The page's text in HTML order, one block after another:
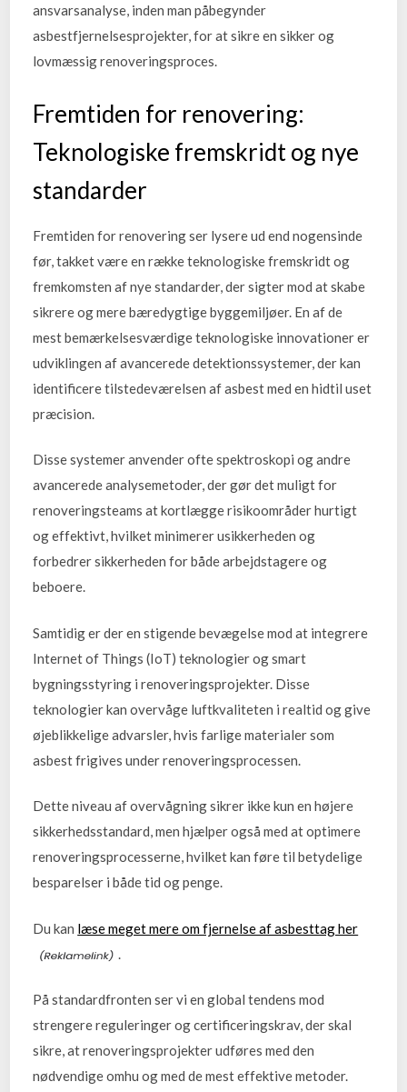
ansvarsanalyse, inden man påbegynder
asbestfjernelsesprojekter, for at sikre en sikker og
lovmæssig renoveringsproces.
Fremtiden for renovering:
Teknologiske fremskridt og nye
standarder
Fremtiden for renovering ser lysere ud end nogensinde
før, takket være en række teknologiske fremskridt og
fremkomsten af nye standarder, der sigter mod at skabe
sikrere og mere bæredygtige byggemiljøer. En af de
mest bemærkelsesværdige teknologiske innovationer er
udviklingen af avancerede detektionssystemer, der kan
identificere tilstedeværelsen af asbest med en hidtil uset
præcision.
Disse systemer anvender ofte spektroskopi og andre
avancerede analysemetoder, der gør det muligt for
renoveringsteams at kortlægge risikoområder hurtigt
og effektivt, hvilket minimerer usikkerheden og
forbedrer sikkerheden for både arbejdstagere og
beboere.
Samtidig er der en stigende bevægelse mod at integrere
Internet of Things (IoT) teknologier og smart
bygningsstyring i renoveringsprojekter. Disse
teknologier kan overvåge luftkvaliteten i realtid og give
øjeblikkelige advarsler, hvis farlige materialer som
asbest frigives under renoveringsprocessen.
Dette niveau af overvågning sikrer ikke kun en højere
sikkerhedsstandard, men hjælper også med at optimere
renoveringsprocesserne, hvilket kan føre til betydelige
besparelser i både tid og penge.
Du kan læse meget mere om fjernelse af asbesttag her
På standardfronten ser vi en global tendens mod
strengere reguleringer og certificeringskrav, der skal
sikre, at renoveringsprojekter udføres med den
nødvendige omhu og med de mest effektive metoder.